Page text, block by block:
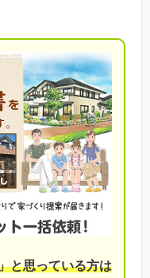
と思っている方は